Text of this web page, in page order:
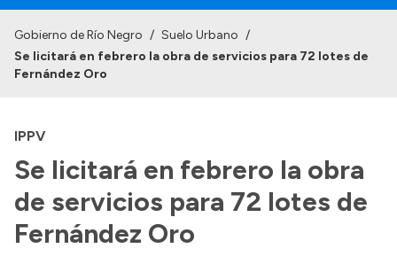
Gobierno de Río Negro / Suelo Urbano /
Se licitará en febrero la obra de servicios para 72 lotes de
Fernández Oro
IPPV
Se licitará en febrero la obra
de servicios para 72 lotes de
Fernández Oro